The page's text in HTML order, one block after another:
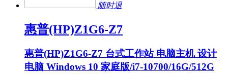
随时退
惠普(HP)Z1G6-Z7
惠普(HP)Z1G6-Z7 台式工作站 电脑主机 设计
电脑 Windows 10 家庭版/i7-10700/16G/512G